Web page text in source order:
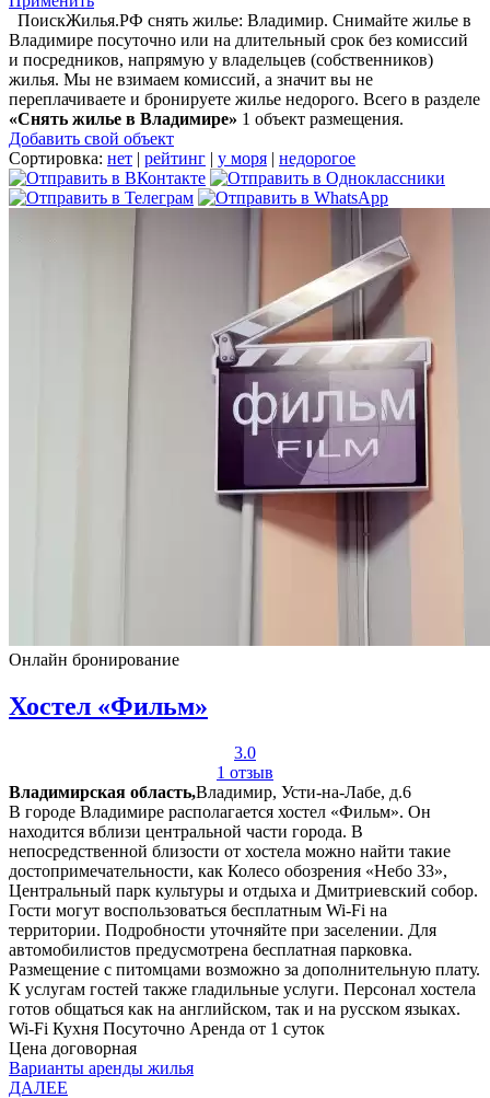
ПоискЖилья.РФ снять жилье: Владимир. Снимайте жилье в
Владимире посуточно или на длительный срок без комиссий
и посредников, напрямую у владельцев (собственников)
жилья. Мы не взимаем комиссий, а значит вы не
переплачиваете и бронируете жилье недорого. Всего в разделе
«Снять жилье в Владимире» 1 объект размещения.
Добавить свой объект
Сортировка: нет | рейтинг | у моря | недорогое
Онлайн бронирование
Хостел «Фильм»
3.0
1 отзыв
Владимирская область,Владимир, Усти-на-Лабе, д.6
В городе Владимире располагается хостел «Фильм». Он
находится вблизи центральной части города. В
непосредственной близости от хостела можно найти такие
достопримечательности, как Колесо обозрения «Небо 33»,
Центральный парк культуры и отдыха и Дмитриевский собор.
Гости могут воспользоваться бесплатным Wi-Fi на
территории. Подробности уточняйте при заселении. Для
автомобилистов предусмотрена бесплатная парковка.
Размещение с питомцами возможно за дополнительную плату.
К услугам гостей также гладильные услуги. Персонал хостела
готов общаться как на английском, так и на русском языках.
Wi-Fi Кухня Посуточно Аренда от 1 суток
Цена договорная
Варианты аренды жилья
ДАЛЕЕ